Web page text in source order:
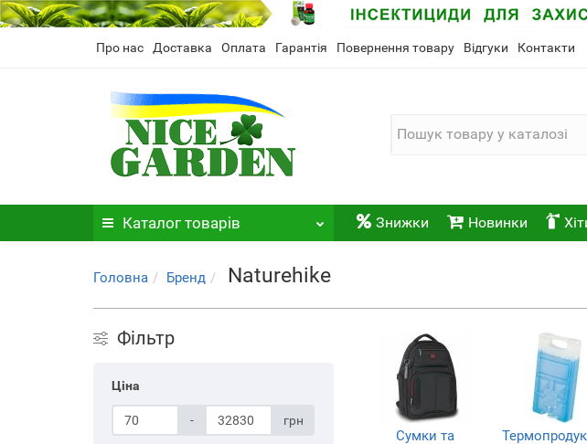
Про нас Доставка Оплата Гарантія Повернення товару Відгуки Контакти
Каталог товарів Знижки Новинки
Головна Бренд Naturehike
Фільтр
Ціна
- грн
Сумки та